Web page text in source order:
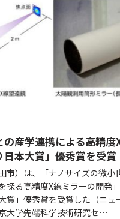
産学連携による高精度
本大賞」優秀賞を受賞
市）は、「ナノサイズの微小
探る高精度X線ミラーの開発
賞」優秀賞を受賞した（ニュ
大学先端科学技術研究セ…